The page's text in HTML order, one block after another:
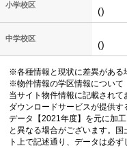
小学校区
()
中学校区
()
※各種情報と現状に差異がある
※物件情報の学区情報について
当サイト物件情報に記載され
ダウンロードサービスが提供
データ【2021年度】を元に加
と異なる場合がございます。
ト上で記述通り、データは必